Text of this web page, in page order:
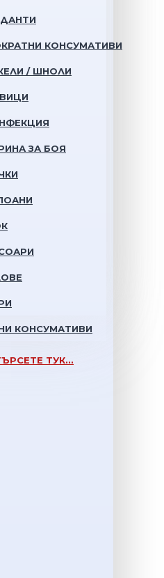
КОНСУМАТИВИ
/ ШНОЛИ
ЗА БОЯ
КОНСУМАТИВИ
ТУК...